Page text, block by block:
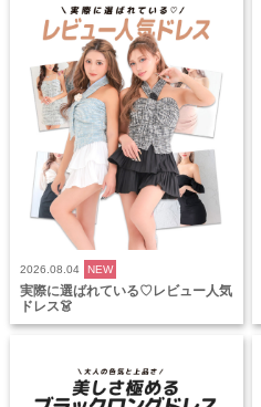
2026.08.04 NEW
実際に選ばれている♡レビュー人気
ドレス👗